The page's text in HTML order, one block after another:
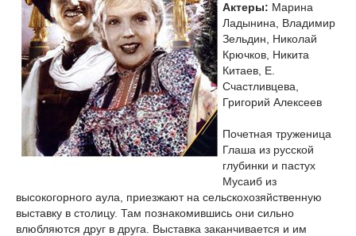
Актеры: Марина
Ладынина, Владимир
Зельдин, Николай
Крючков, Никита
Китаев, Е.
Счастливцева,
Григорий Алексеев
Почетная труженица
Глаша из русской
глубинки и пастух
Мусаиб из
высокогорного аула, приезжают на сельскохозяйственную
выставку в столицу. Там познакомившись они сильно
влюбляются друг в друга. Выставка заканчивается и им